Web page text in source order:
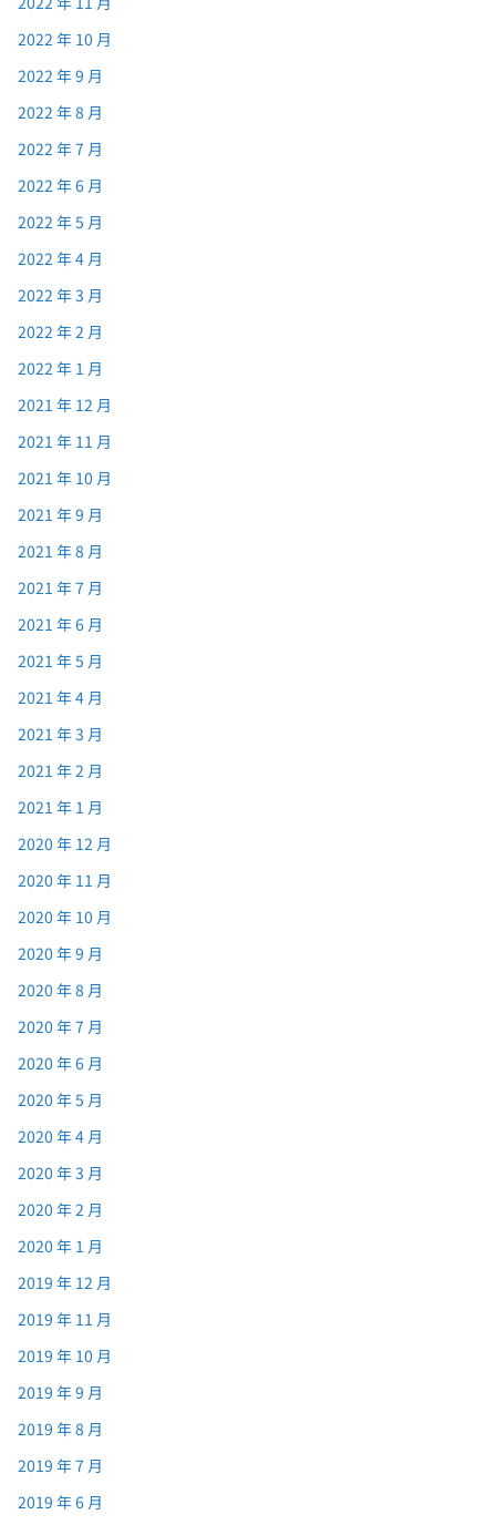
2022 年 10 月
2022 年 9 月
2022 年 8 月
2022 年 7 月
2022 年 6 月
2022 年 5 月
2022 年 4 月
2022 年 3 月
2022 年 2 月
2022 年 1 月
2021 年 12 月
2021 年 11 月
2021 年 10 月
2021 年 9 月
2021 年 8 月
2021 年 7 月
2021 年 6 月
2021 年 5 月
2021 年 4 月
2021 年 3 月
2021 年 2 月
2021 年 1 月
2020 年 12 月
2020 年 11 月
2020 年 10 月
2020 年 9 月
2020 年 8 月
2020 年 7 月
2020 年 6 月
2020 年 5 月
2020 年 4 月
2020 年 3 月
2020 年 2 月
2020 年 1 月
2019 年 12 月
2019 年 11 月
2019 年 10 月
2019 年 9 月
2019 年 8 月
2019 年 7 月
2019 年 6 月